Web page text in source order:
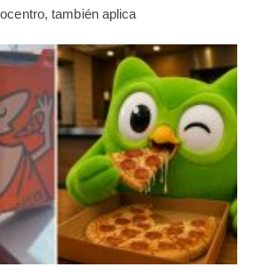
también aplica